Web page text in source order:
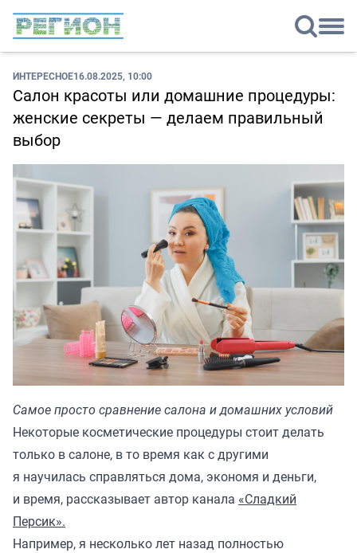
ИНТЕРЕСНОЕ16.08.2025, 10:00
Салон красоты или домашние процедуры:
женские секреты — делаем правильный
выбор
Самое просто сравнение салона и домашних условий
Некоторые косметические процедуры стоит делать
только в салоне, в то время как с другими
я научилась справляться дома, экономя и деньги,
и время, рассказывает автор канала «Сладкий
Персик».
Например, я несколько лет назад полностью